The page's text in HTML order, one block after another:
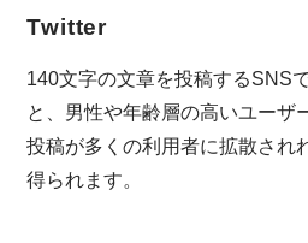
Twitter
140文字の文章を投稿するSNS
と、男性や年齢層の高いユーザ
投稿が多くの利用者に拡散され
得られます。